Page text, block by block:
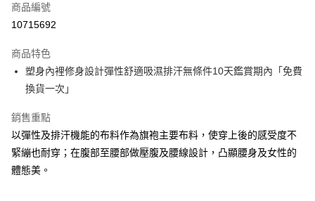
超商取貨付款
Apple Pay
悠遊付
Google Pay
ATM付款
商品編號
10715692
商品特色
塑身內裡修身設計彈性舒適吸濕排汗無條件10天鑑賞期內「免費
換貨一次」
銷售重點
以彈性及排汗機能的布料作為旗袍主要布料，使穿上後的感受度不
緊繃也耐穿；在腹部至腰部做壓腹及腰線設計，凸顯腰身及女性的
體態美。